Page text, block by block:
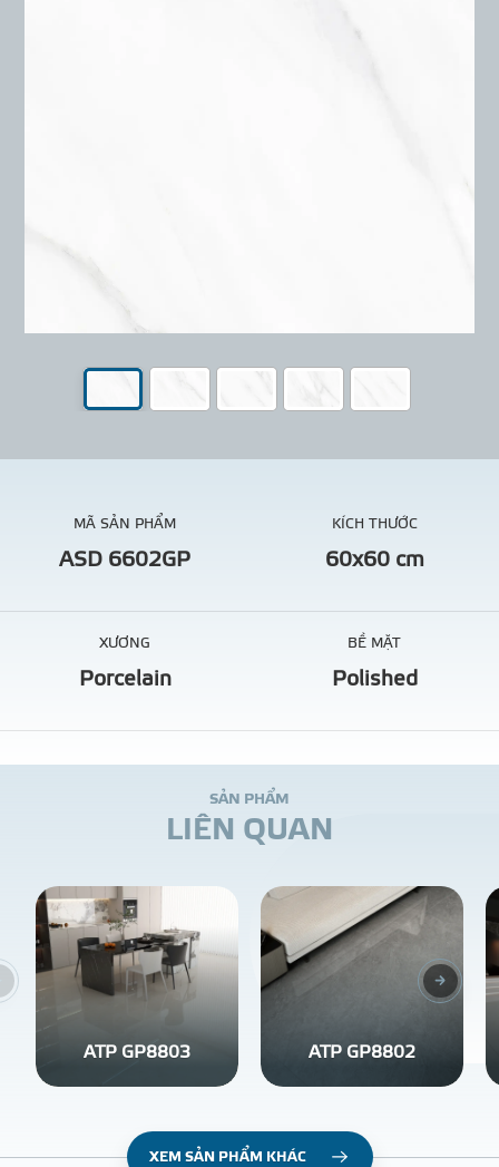
MÃ SẢN PHẨM
ASD 6602GP
KÍCH THƯỚC
60x60 cm
XƯƠNG
Porcelain
BỀ MẶT
Polished
SẢN PHẨM
LIÊN QUAN
ATP GP8803 ATP GP8802
XEM SẢN PHẨM KHÁC